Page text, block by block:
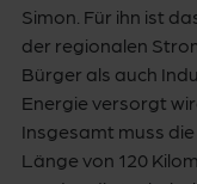
Simon. Für ihn ist
der regionalen
Bürger als auch
Energie versorgt
Insgesamt muss
Länge von 120